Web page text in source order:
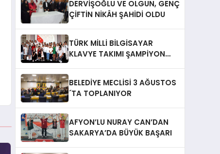
DERVİŞOĞLU VE OLGUN, GENÇ
ÇİFTİN NİKÂH ŞAHİDİ OLDU
TÜRK MİLLİ BİLGİSAYAR
KLAVYE TAKIMI ŞAMPİYON
BELEDİYE MECLİSİ 3 AĞUSTOS
´TA TOPLANIYOR
AFYON’LU NURAY CAN’DAN
SAKARYA’DA BÜYÜK BAŞARI